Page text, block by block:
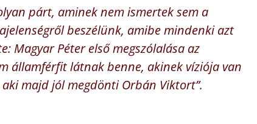
párt, aminek nem ismertek sem a
beszélünk, amibe mindenki azt
Magyar Péter első megszólalása az
államférfit látnak benne, akinek víziója van
majd jól megdönti Orbán Viktort”.